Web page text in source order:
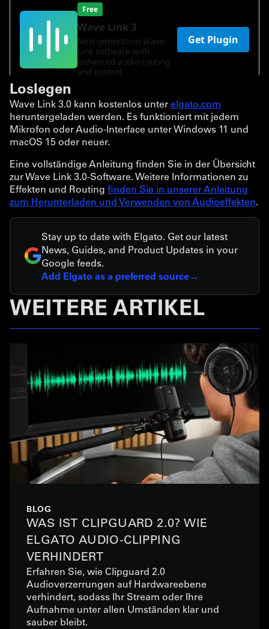
Loslegen
Wave Link 3.0 kann kostenlos unterelgato.com
heruntergeladen werden. Es funktioniert mit jedem
Mikrofon oder Audio-Interface unter Windows 11 und
macOS 15 oder neuer.
Eine vollständige Anleitung finden Sie in der Übersicht
zur Wave Link 3.0-Software. Weitere Informationen zu
Effekten und Routing finden Sie in unserer Anleitung
zum Herunterladen und Verwenden von Audioeffekten.
Stay up to date with Elgato. Get our latest
News, Guides, and Product Updates in your
Google feeds.
Add Elgato as a preferred source
WEITERE ARTIKEL
BLOG
WAS IST CLIPGUARD 2.0? WIE
ELGATO AUDIO-CLIPPING
VERHINDERT
Erfahren Sie, wie Clipguard 2.0
Audioverzerrungen auf Hardwareebene
verhindert, sodass Ihr Stream oder Ihre
Aufnahme unter allen Umständen klar und
sauber bleibt.